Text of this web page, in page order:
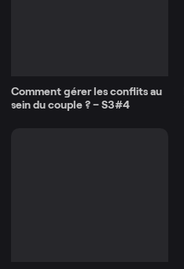
Comment gérer les conflits au
sein du couple ? – S3#4